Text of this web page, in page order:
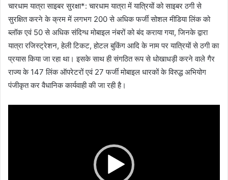
चारधाम यात्रा साइबर सुरक्षा*: चारधाम यात्रा में यात्रियों को साइबर ठगी से
सुरक्षित करने के क्रम में लगभग 200 से अधिक फर्जी सोशल मीडिया लिंक को
ब्लॉक एवं 50 से अधिक संदिग्ध मोबाइल नंबरों को बंद कराया गया, जिनके द्वारा
यात्रा रजिस्ट्रेशन, हेली टिकट, होटल बुकिंग आदि के नाम पर यात्रियों से ठगी का
प्रयास किया जा रहा था। इसके साथ ही संगठित रूप से धोखाधड़ी करने वाले गैर
राज्य के 147 लिंक ऑपरेटरों एवं 27 फर्जी मोबाइल धारकों के विरुद्ध अभियोग
पंजीकृत कर वैधानिक कार्यवाही की जा रही है।